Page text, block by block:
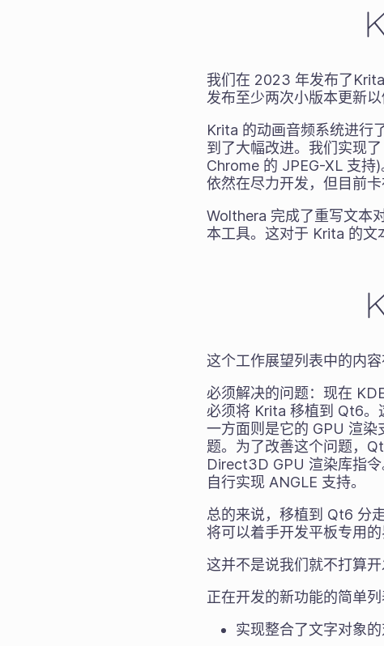
我们在 2023 年发布了
发布至少两次小版本更新以
Krita 的动画音频系统进行
到了大幅改进。我们实现
Chrome 的 JPEG-XL 支持
依然在尽力开发，但目前
Wolthera 完成了重写文本
本工具。这对于 Krita 的文
这个工作展望列表中的内
必须解决的问题：现在
必须将 Krita 移植到 Qt6。
一方面则是它的 GPU 渲
题。为了改善这个问题，
Direct3D GPU 渲染库指
自行实现 ANGLE 支持。
总的来说，移植到 Qt6 分
将可以着手开发平板专用
这并不是说我们就不打算
正在开发的新功能的简单列
实现整合了文字对象